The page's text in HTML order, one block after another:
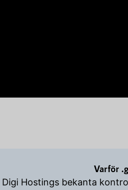
Varför
Digi Hostings bekanta